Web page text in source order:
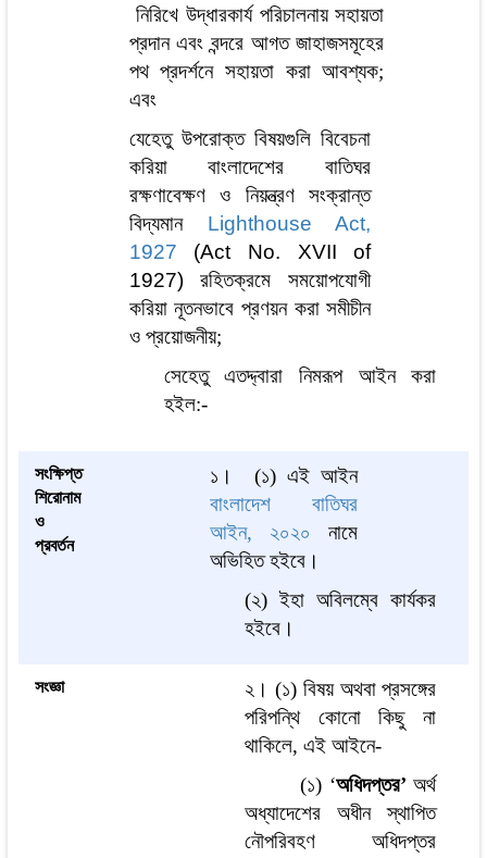
নিরিখে উদ্ধারকার্য পরিচালনায় সহায়তা
প্রদান এবং বন্দরে আগত জাহাজসমূহের
পথ প্রদর্শনে সহায়তা করা আবশ্যক;
এবং
যেহেতু উপরোক্ত বিষয়গুলি বিবেচনা
করিয়া বাংলাদেশের বাতিঘর
রক্ষণাবেক্ষণ ও নিয়ন্ত্রণ সংক্রান্ত
বিদ্যমান Lighthouse Act,
1927 (Act No. XVII of
1927)
রহিতক্রমে সময়োপযোগী
করিয়া নূতনভাবে প্রণয়ন করা সমীচীন
ও প্রয়োজনীয়;
সেহেতু এতদ্দ্বারা নিমরূপ আইন করা
হইল:-
সংক্ষিপ্ত
শিরোনাম
ও
প্রবর্তন
১।
(১) এই আইন
বাংলাদেশ বাতিঘর
আইন, ২০২০
নামে
অভিহিত হইবে।
(২) ইহা অবিলম্বে কার্যকর
হইবে।
সংজ্ঞা ২। (১) বিষয় অথবা প্রসঙ্গের
পরিপন্থি কোনো কিছু না
থাকিলে, এই আইনে-
(১) ‘অধিদপ্তর’ অর্থ
অধ্যাদেশের অধীন স্থাপিত
নৌপরিবহণ অধিদপ্তর